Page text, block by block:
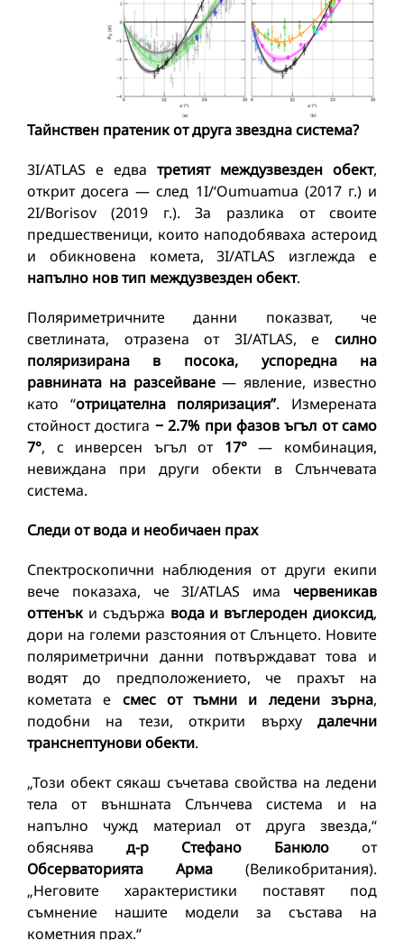
Тайнствен пратеник от друга звездна система?
3I/ATLAS е едватретият междузвезден обект,
открит досега — след 1I/ʻOumuamua (2017 г.) и
2I/Borisov (2019 г.). За разлика от своите
предшественици, които наподобяваха астероид
и обикновена комета, 3I/ATLAS изглежда е
напълно нов тип междузвезден обект.
Поляриметричните данни показват, че
светлината, отразена от 3I/ATLAS, есилно
поляризирана в посока, успоредна на
равнината на разсейване— явление, известно
като “отрицателна поляризация”. Измерената
стойност достига − 2.7% при фазов ъгъл от само
7°, с инверсен ъгъл от 17°— комбинация,
невиждана при други обекти в Слънчевата
система.
Следи от вода и необичаен прах
Спектроскопични наблюдения от други екипи
вече показаха, че 3I/ATLAS има червеникав
оттенъки съдържа вода и въглероден диоксид,
дори на големи разстояния от Слънцето. Новите
поляриметрични данни потвърждават това и
водят до предположението, че прахът на
кометата е смес от тъмни и ледени зърна,
подобни на тези, открити върхудалечни
транснептунови обекти.
„Този обект сякаш съчетава свойства на ледени
тела от външната Слънчева система и на
напълно чужд материал от друга звезда,“
обяснява д-р Стефано Банюло от
Обсерваторията Арма (Великобритания).
„Неговите характеристики поставят под
съмнение нашите модели за състава на
кометния прах.“